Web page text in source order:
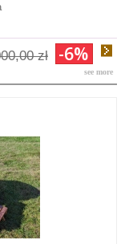
zł -6%
see more